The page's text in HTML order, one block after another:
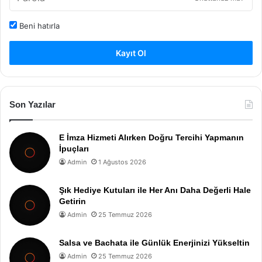
Beni hatırla
Kayıt Ol
Son Yazılar
E İmza Hizmeti Alırken Doğru Tercihi Yapmanın
İpuçları
Admin 1 Ağustos 2026
Şık Hediye Kutuları ile Her Anı Daha Değerli Hale
Getirin
Admin 25 Temmuz 2026
Salsa ve Bachata ile Günlük Enerjinizi Yükseltin
Admin 25 Temmuz 2026